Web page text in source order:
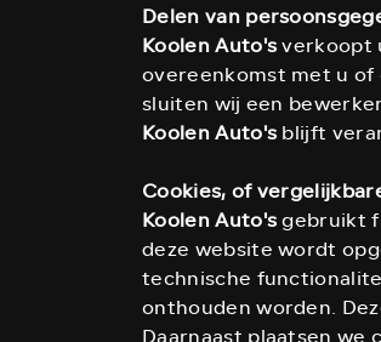
Delen van
Koolen Auto'sverkoopt
overeenkomst met u
sluiten wij een
Koolen Auto's blijft
Cookies, of
Koolen Auto'sgebruikt
deze website wordt
technische
onthouden worden.